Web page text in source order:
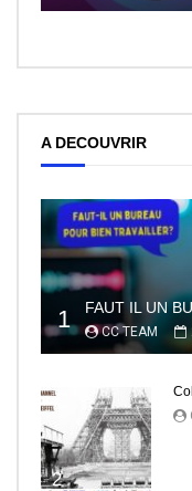
A DECOUVRIR
1 FAUT IL UN
CC TEAM
2